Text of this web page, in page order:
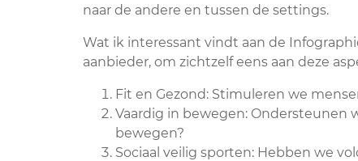
naar de andere en tussen de settings.
Wat ik interessant vindt aan de
aanbieder, om zichtzelf eens aan deze
Fit en Gezond: Stimuleren we
Vaardig in bewegen: Ondersteunen
bewegen?
Sociaal veilig sporten: Hebben we